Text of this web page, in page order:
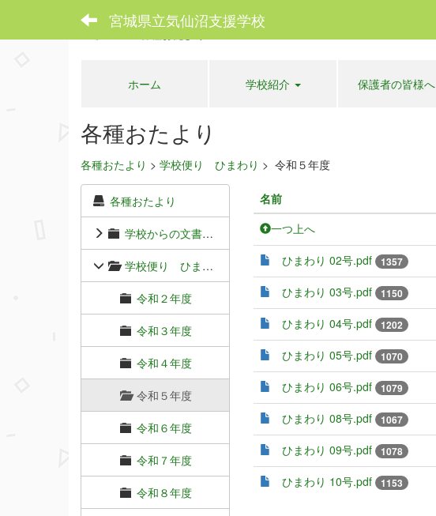
宮城県立気仙沼支援学校
ホーム 学校紹介 保護者の皆様へ
各種おたより
各種おたより > 学校便り ひまわり > 令和５年度
各種おたより
学校からの文書（各種連絡プリント）
学校便り ひまわり
令和２年度
令和３年度
令和４年度
令和５年度
令和６年度
令和７年度
令和８年度
名前
一つ上へ
ひまわり 02号.pdf 1357
ひまわり 03号.pdf
1150
ひまわり 04号.pdf
1202
ひまわり 05号.pdf
1070
ひまわり 06号.pdf
1079
ひまわり 08号.pdf
1067
ひまわり 09号.pdf
1078
ひまわり 10号.pdf
1153